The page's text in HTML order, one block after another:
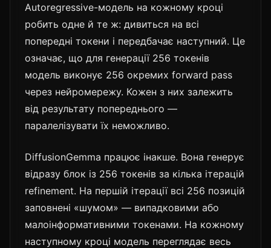
Autoregressive-модель на кожному кроці
робить одне й те ж: дивиться на всі
попередні токени і передбачає наступний. Це
означає, що для генерації 256 токенів
модель виконує 256 окремих forward pass
через нейромережу. Кожен з них залежить
від результату попереднього —
паралелізувати їх неможливо.
DiffusionGemma працює інакше. Вона генерує
відразу блок із 256 токенів за кілька ітерацій
refinement. На першій ітерації всі 256 позицій
заповнені «шумом» — випадковими або
малоінформативними токенами. На кожному
наступному кроці модель переглядає весь